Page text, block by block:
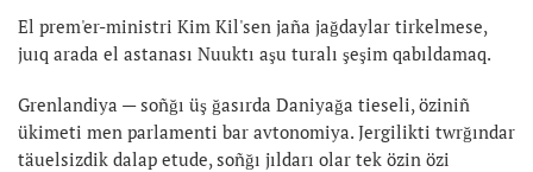
El prem'er-ministri Kim Kil'sen jaña jağdaylar tirkelmese,
juıq arada el astanası Nuuktı aşu turalı şeşim qabıldamaq.
Grenlandiya — soñğı üş ğasırda Daniyağa tieseli, öziniñ
ükimeti men parlamenti bar avtonomiya. Jergilikti twrğındar
täuelsizdik dalap etude, soñğı jıldarı olar tek özin özi